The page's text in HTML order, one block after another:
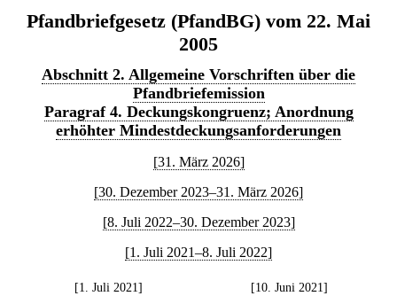
Pfandbriefgesetz (PfandBG) vom 22. Mai
2005
Abschnitt 2. Allgemeine Vorschriften über die
Pfandbriefemission
Paragraf 4. Deckungskongruenz; Anordnung
erhöhter Mindestdeckungsanforderungen
[31. März 2026]
[30. Dezember 2023–31. März 2026]
[8. Juli 2022–30. Dezember 2023]
[1. Juli 2021–8. Juli 2022]
[1. Juli 2021]
[10. Juni 2021]